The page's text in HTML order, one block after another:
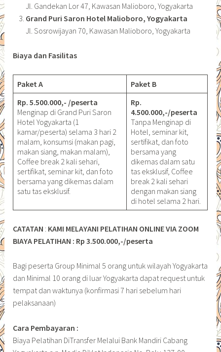
Jl. Gandekan Lor 47, Kawasan Malioboro, Yogyakarta
Grand Puri Saron Hotel Malioboro, Yogyakarta
Jl. Sosrowijayan 70, Kawasan Malioboro, Yogyakarta
Biaya dan Fasilitas
Paket A
Paket B
Rp. 5.500.000,- /peserta
Menginap di Grand Puri Saron
Hotel Yogyakarta (1
kamar/peserta) selama 3 hari 2
malam, konsumsi (makan pagi,
makan siang, makan malam),
Coffee break 2 kali sehari,
sertifikat, seminar kit, dan foto
bersama yang dikemas dalam
satu tas eksklusif.
Rp.
4.500.000,-/peserta
Tanpa Menginap di
Hotel, seminar kit,
sertifikat, dan foto
bersama yang
dikemas dalam satu
tas eksklusif, Coffee
break 2 kali sehari
dengan makan siang
di hotel selama 2 hari.
CATATAN : KAMI MELAYANI PELATIHAN ONLINE VIA ZOOM
BIAYA PELATIHAN : Rp 3.500.000,-/peserta
Bagi peserta Group Minimal 5 orang untuk wilayah Yogyakarta
dan Minimal 10 orang di luar Yogyakarta dapat request untuk
tempat dan waktunya (konfirmasi 7 hari sebelum hari
pelaksanaan)
Cara Pembayaran :
Biaya Pelatihan DiTransfer Melalui Bank Mandiri Cabang